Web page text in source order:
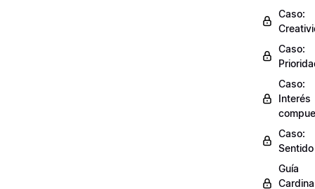
Caso:
Caso:
Caso:
Interés
Caso:
Sentido
Guía